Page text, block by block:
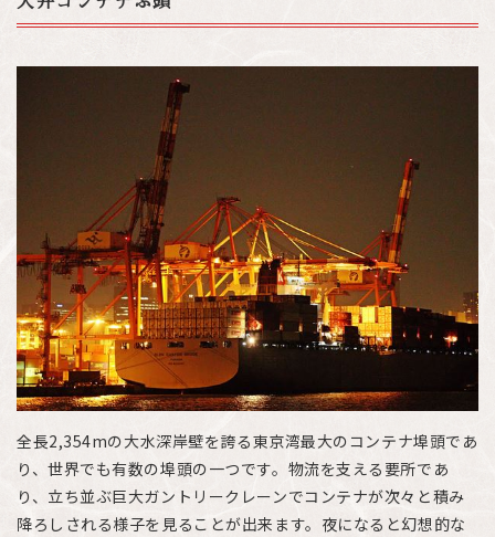
全長2,354mの大水深岸壁を誇る東京湾最大のコンテナ埠頭であ
り、世界でも有数の埠頭の一つです。物流を支える要所であ
り、立ち並ぶ巨大ガントリークレーンでコンテナが次々と積み
降ろしされる様子を見ることが出来ます。夜になると幻想的な